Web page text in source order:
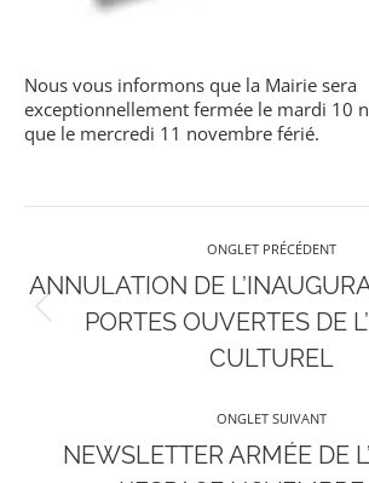
Nous vous informons que la Mairie sera
exceptionnellement fermée le mardi 10
que le mercredi 11 novembre férié.
Navigation
de
commentaire
ONGLET PRÉCÉDENT
Onglet
ANNULATION DE
PORTES OUVERTES DE
CULTUREL
ONGLET SUIVANT
Onglet
NEWSLETTER ARMÉE DE